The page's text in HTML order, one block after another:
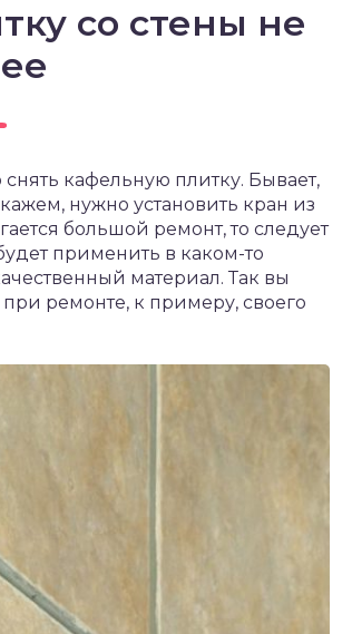
со стены не
кафельную плитку. Бывает,
нужно установить кран из
большой ремонт, то следует
применить в каком-то
материал. Так вы
ремонте, к примеру, своего